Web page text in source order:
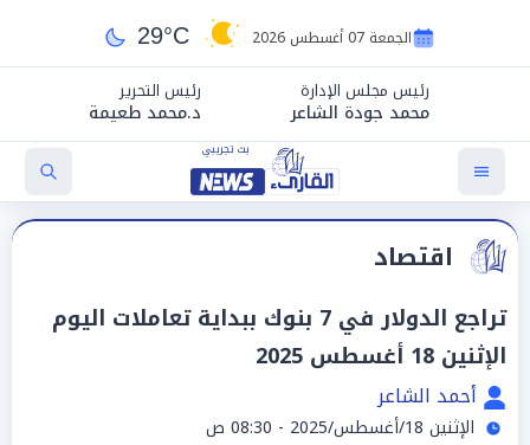
الجمعة 07 أغسطس 2026 29°C
رئيس مجلس الإدارة
محمد جودة الشاعر
رئيس التحرير
د.محمد طعيمة
اقتصاد
تراجع الدولار في 7 بنوك ببداية تعاملات اليوم
الإثنين 18 أغسطس 2025
أحمد الشاعر
الإثنين 18/أغسطس/2025 - 08:30 ص